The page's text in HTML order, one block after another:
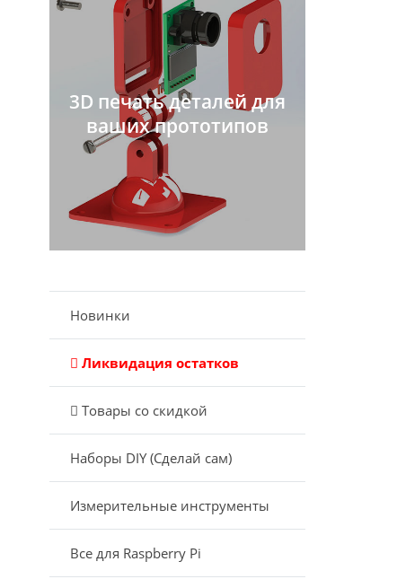
3D печать деталей для
ваших прототипов
Новинки
Ликвидация остатков
Товары со скидкой
Наборы DIY (Сделай сам)
Измерительные инструменты
Все для Raspberry Pi